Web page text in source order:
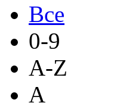
Все
0-9
A-Z
А